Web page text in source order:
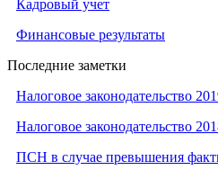
Кадровый учет
Финансовые результаты
Последние заметки
Налоговое законодательство
Налоговое законодательство
ПСН в случае превышения